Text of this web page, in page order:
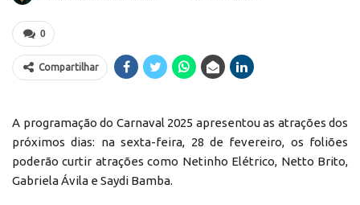
0
Compartilhar
A programação do Carnaval 2025 apresentou as atrações dos
próximos dias: na sexta-feira, 28 de fevereiro, os foliões
poderão curtir atrações como Netinho Elétrico, Netto Brito,
Gabriela Ávila e Saydi Bamba.